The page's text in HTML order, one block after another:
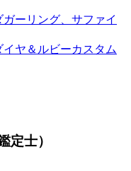
ーリング、サファイ
ヤ＆ルビーカスタム
定士）